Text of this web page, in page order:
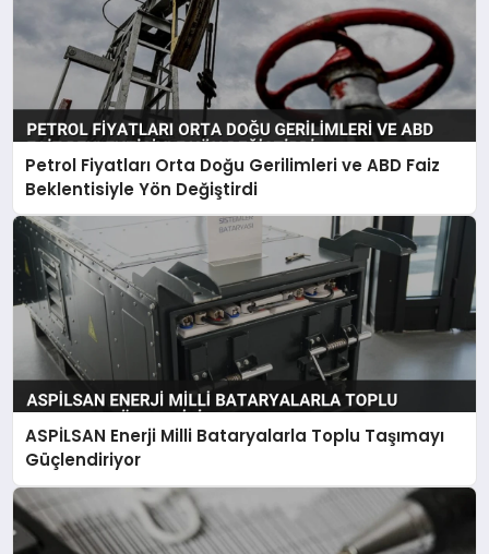
Petrol Fiyatları Orta Doğu Gerilimleri ve ABD Faiz
Beklentisiyle Yön Değiştirdi
ASPİLSAN Enerji Milli Bataryalarla Toplu Taşımayı
Güçlendiriyor